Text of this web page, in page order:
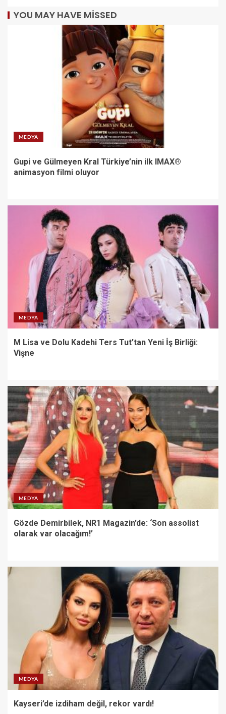
YOU MAY HAVE MISSED
MEDYA
Gupi ve Gülmeyen Kral Türkiye’nin ilk IMAX®
animasyon filmi oluyor
MEDYA
M Lisa ve Dolu Kadehi Ters Tut’tan Yeni İş Birliği:
Vişne
MEDYA
Gözde Demirbilek, NR1 Magazin’de: ‘Son assolist
olarak var olacağım!’
MEDYA
Kayseri’de izdiham değil, rekor vardı!